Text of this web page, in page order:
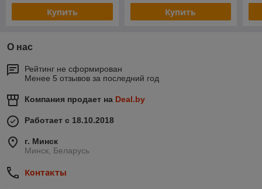
Купить Купить
О нас
Рейтинг не сформирован
Менее 5 отзывов за последний год
Компания продает на Deal.by
Работает с 18.10.2018
г. Минск
Минск, Беларусь
Контакты